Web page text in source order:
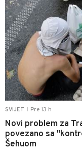
SVIJET Pre 13 h
Novi problem za
povezano sa
Šehuom